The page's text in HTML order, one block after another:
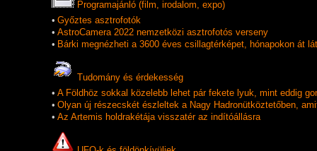
Programajánló (film, irodalom, expo)
• Győztes asztrofotók
• AstroCamera 2022 nemzetközi asztrofotós verseny
• Bárki megnézheti a 3600 éves csillagtérképet, hónapokon át
Tudomány és érdekesség
• A Földhöz sokkal közelebb lehet pár fekete lyuk, mint eddig
• Olyan új részecskét észleltek a Nagy Hadronütköztetőben,
• Az Artemis holdrakétája visszatér az indítóállásra